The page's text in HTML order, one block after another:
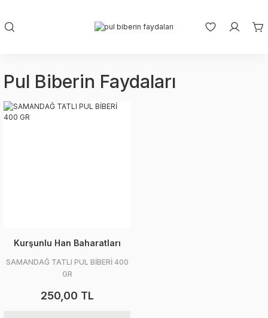
Pul Biberin Faydaları
Kurşunlu Han Baharatları
SAMANDAĞ TATLI PUL BİBERİ 400
GR
250,00 TL